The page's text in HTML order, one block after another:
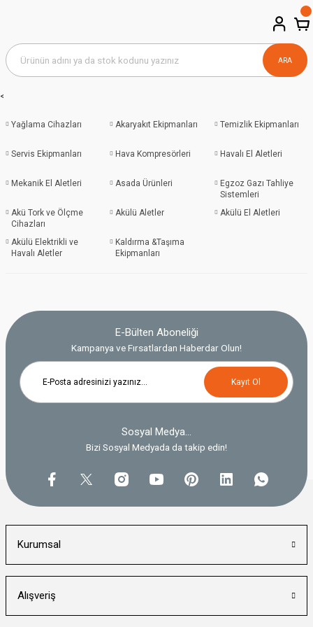
ARA
<
Yağlama Cihazları Akaryakıt Ekipmanları Temizlik Ekipmanları
Servis Ekipmanları Hava Kompresörleri Havalı El Aletleri
Mekanik El Aletleri Asada Ürünleri
Egzoz Gazı Tahliye
Sistemleri
Akü Tork ve Ölçme
Cihazları
Akülü Aletler Akülü El Aletleri
Akülü Elektrikli ve
Havalı Aletler
Kaldırma &Taşıma
Ekipmanları
E-Bülten Aboneliği
Kampanya ve Fırsatlardan Haberdar Olun!
Kayıt Ol
Sosyal Medya...
Bizi Sosyal Medyada da takip edin!
Kurumsal
Alışveriş